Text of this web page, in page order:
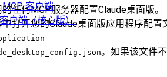
MCP 客户端
户端（核心版）
任何MCP服务器配置Claude桌面版。
打开您的Claude桌面版应用程序配置
。如果该文件不